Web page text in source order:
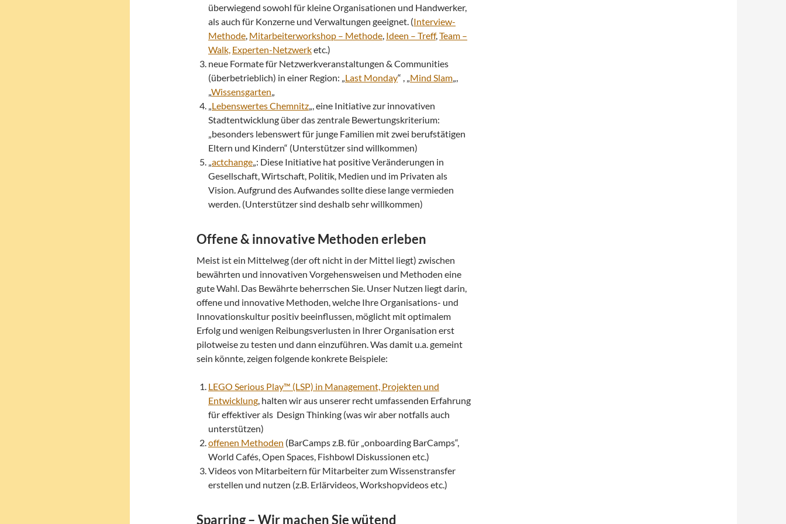
überwiegend sowohl für kleine Organisationen und Handwerker,
als auch für Konzerne und Verwaltungen geeignet. (Interview-
Methode, Mitarbeiterworkshop – Methode, Ideen – Treff,Team –
Walk, Experten-Netzwerketc.)
neue Formate für Netzwerkveranstaltungen & Communities
(überbetrieblich) in einer Region: „Last Monday“ , „Mind Slam„,
„Wissensgarten„
„Lebenswertes Chemnitz„, eine Initiative zur innovativen
Stadtentwicklung über das zentrale Bewertungskriterium:
„besonders lebenswert für junge Familien mit zwei berufstätigen
Eltern und Kindern“ (Unterstützer sind willkommen)
„actchange„: Diese Initiative hat positive Veränderungen in
Gesellschaft, Wirtschaft, Politik, Medien und im Privaten als
Vision. Aufgrund des Aufwandes sollte diese lange vermieden
werden. (Unterstützer sind deshalb sehr willkommen)
Offene & innovative Methoden erleben
Meist ist ein Mittelweg (der oft nicht in der Mittel liegt) zwischen
bewährten und innovativen Vorgehensweisen und Methoden eine
gute Wahl. Das Bewährte beherrschen Sie. Unser Nutzen liegt darin,
offene und innovative Methoden, welche Ihre Organisations- und
Innovationskultur positiv beeinflussen, möglicht mit optimalem
Erfolg und wenigen Reibungsverlusten in Ihrer Organisation erst
pilotweise zu testen und dann einzuführen. Was damit u.a. gemeint
sein könnte, zeigen folgende konkrete Beispiele:
LEGO Serious Play™ (LSP) in Management, Projekten und
Entwicklung, halten wir aus unserer recht umfassenden Erfahrung
für effektiver als Design Thinking (was wir aber notfalls auch
unterstützen)
offenen Methoden (BarCamps z.B. für „onboarding BarCamps“,
World Cafés, Open Spaces, Fishbowl Diskussionen etc.)
Videos von Mitarbeitern für Mitarbeiter zum Wissenstransfer
erstellen und nutzen (z.B. Erlärvideos, Workshopvideos etc.)
Sparring – Wir machen Sie wütend